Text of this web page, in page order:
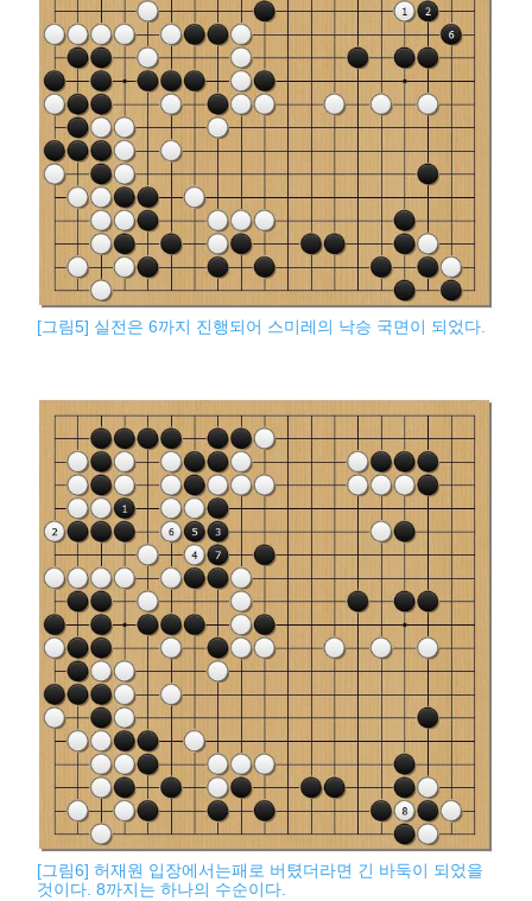
[그림5] 실전은 6까지 진행되어 스미레의 낙승 국면이 되었다.
[그림6] 허재원 입장에서는패로 버텼더라면 긴 바둑이 되었을
것이다. 8까지는 하나의 수순이다.